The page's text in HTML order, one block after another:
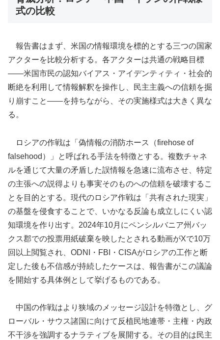
式の比較
報告書はまず、米国の情報環境を標的とする三つの国家
アクターを比較分析する。各アクターは共通の戦略目標
——米国市民の認知バイアス・アイデンティティ・社会的
断絶を利用して情報解釈を操作し、民主主義への信頼を掘
り崩すこと——を持ちながら、その実施様式は大きく異な
る。
ロシアの作戦は「偽情報の消防ホース（firehose of
falsehood）」と呼ばれる手法を特徴とする。複数チャネ
ルを通じて大量の矛盾した誤情報を急速に流布させ、特定
の主張への説得よりも事実そのものへの信頼を破壊するこ
とを目的とする。現代のロシア作戦は「共有された現実」
の基盤を侵食することで、いかなる反論も成立しにくい認
知環境を作り出す。2024年10月にペンシルバニア州バッ
クス郡での投票用紙破棄を映したとされる動画がXで10万
回以上閲覧され、ODNI・FBI・CISAがロシアの工作と断
定した後も不信感が持続したケースは、報告書がこの議論
を開始する具体例として挙げるものである。
中国の作戦はより狭域のメッセージ設計を特徴とし、グ
ローバル・サウス諸国に向けて反植民地連帯・主権・内政
不干渉を強調するナラティブを展開する。その目的は民主